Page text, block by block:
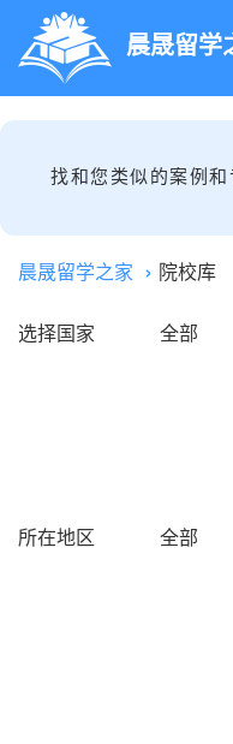
晨晟留学
找和您类似的案例
晨晟留学之家 院校库
选择国家 全部
所在地区
全部